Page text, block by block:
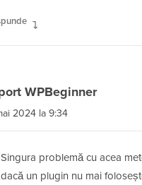
WPBeginner
2024 la 9:34
Singura problemă cu acea
dacă un plugin nu mai